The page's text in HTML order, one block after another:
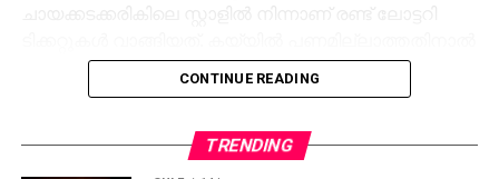
മുകേഷിനോട് 1000 രൂപ കടം വാങ്ങുകയായിരുന്നു.
ഒക്ടോബര്‍ 31ന് രാത്രി 10 മണിക്ക് മുകേഷിന്റെ ഫോണ്‍
അടിച്ചതറിയുന്നത്. രണ്ടാമത്തെ ടിക്കറ്റിനും 1000 രൂപ
സമ്മാനമായി ലഭിച്ചു. ലോട്ടറി അടിച്ച വിവരം
CONTINUE READING
TRENDING